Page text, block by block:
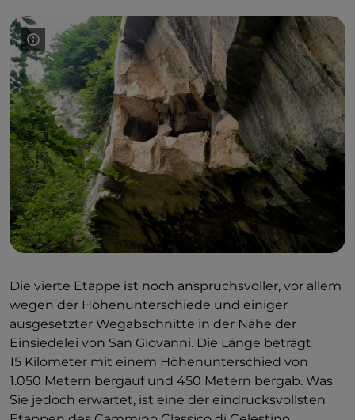
Die vierte Etappe ist noch anspruchsvoller, vor allem
wegen der Höhenunterschiede und einiger
ausgesetzter Wegabschnitte in der Nähe der
Einsiedelei von San Giovanni. Die Länge beträgt
15 Kilometer mit einem Höhenunterschied von
1.050 Metern bergauf und 450 Metern bergab. Was
Sie jedoch erwartet, ist eine der eindrucksvollsten